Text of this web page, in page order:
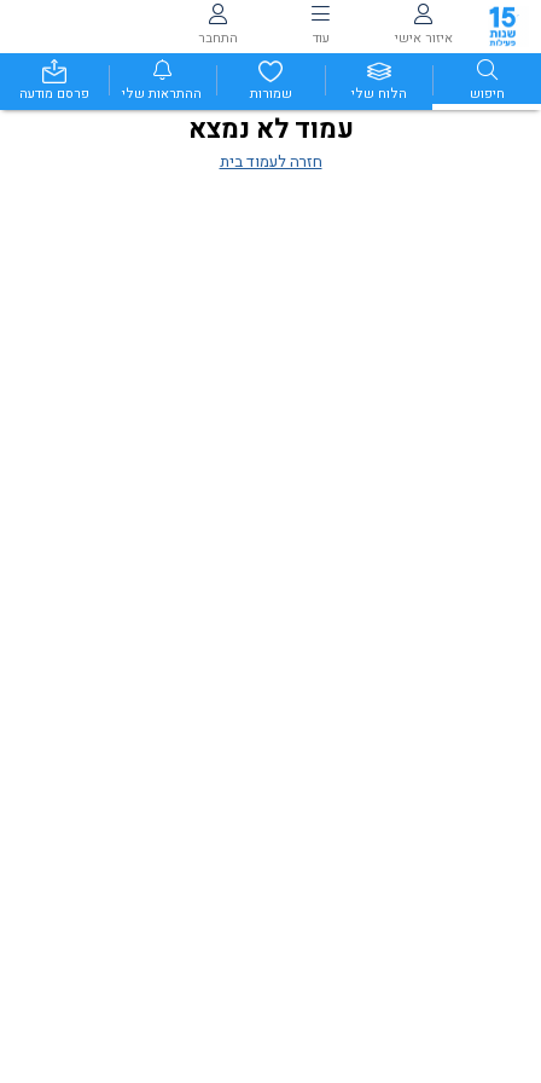
איזור אישי עוד התחבר
חיפוש הלוח שלי שמורות ההתראות שלי פרסם מודעה
עמוד לא נמצא
חזרה לעמוד בית